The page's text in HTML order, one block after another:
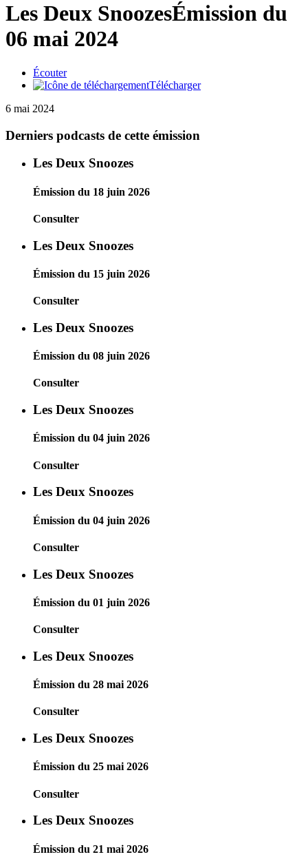
Les Deux SnoozesÉmission du
06 mai 2024
Écouter
Télécharger
6 mai 2024
Derniers podcasts de cette émission
Les Deux Snoozes
Émission du 18 juin 2026
Consulter
Les Deux Snoozes
Émission du 15 juin 2026
Consulter
Les Deux Snoozes
Émission du 08 juin 2026
Consulter
Les Deux Snoozes
Émission du 04 juin 2026
Consulter
Les Deux Snoozes
Émission du 04 juin 2026
Consulter
Les Deux Snoozes
Émission du 01 juin 2026
Consulter
Les Deux Snoozes
Émission du 28 mai 2026
Consulter
Les Deux Snoozes
Émission du 25 mai 2026
Consulter
Les Deux Snoozes
Émission du 21 mai 2026